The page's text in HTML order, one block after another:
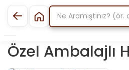
Özel Ambalajlı